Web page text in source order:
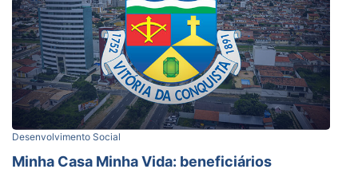
Desenvolvimento Social
Minha Casa Minha Vida: beneficiários